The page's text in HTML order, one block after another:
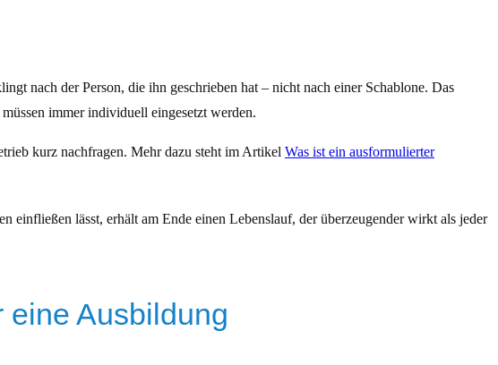
nach der Person, die ihn geschrieben hat – nicht nach einer Schablone. Das
immer individuell eingesetzt werden.
kurz nachfragen. Mehr dazu steht im Artikel Was ist ein ausformulierter
einfließen lässt, erhält am Ende einen Lebenslauf, der überzeugender wirkt als jeder
eine Ausbildung